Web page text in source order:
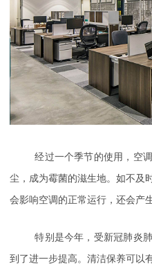
经过一个季节的使用，空
尘，成为霉菌的滋生地。如不及
会影响空调的正常运行，还会产
特别是今年，受新冠肺炎
到了进一步提高。清洁保养可以